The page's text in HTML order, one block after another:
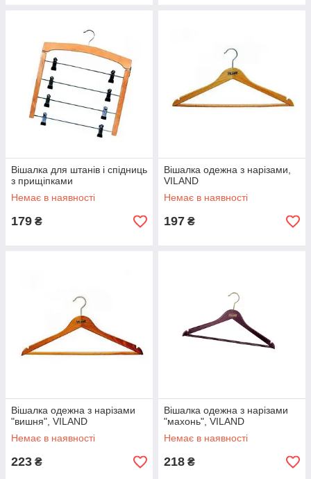
Вішалка для штанів і спідниць
з прищіпками
Немає в наявності
179 ₴
Вішалка одежна з нарізами,
VILAND
Немає в наявності
197 ₴
Вішалка одежна з нарізами
"вишня", VILAND
Немає в наявності
223 ₴
Вішалка одежна з нарізами
"махонь", VILAND
Немає в наявності
218 ₴